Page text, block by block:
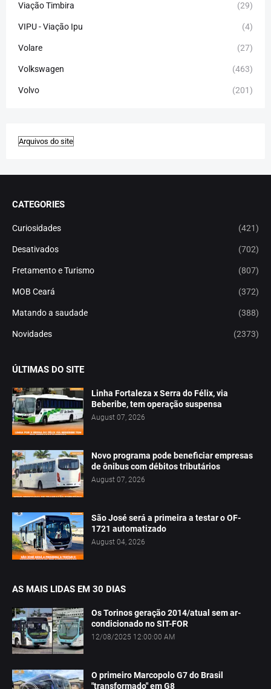
Viação Timbira (29)
VIPU - Viação Ipu (4)
Volare (27)
Volkswagen (463)
Volvo (201)
CATEGORIES
Curiosidades (421)
Desativados (702)
Fretamento e Turismo (807)
MOB Ceará (372)
Matando a saudade (388)
Novidades (2373)
ÚLTIMAS DO SITE
Linha Fortaleza x Serra do Félix, via
Beberibe, tem operação suspensa
August 07, 2026
Novo programa pode beneficiar empresas
de ônibus com débitos tributários
August 07, 2026
São José será a primeira a testar o OF-
1721 automatizado
August 04, 2026
AS MAIS LIDAS EM 30 DIAS
Os Torinos geração 2014/atual sem ar-
condicionado no SIT-FOR
12/08/2025 12:00:00 AM
O primeiro Marcopolo G7 do Brasil
"transformado" em G8